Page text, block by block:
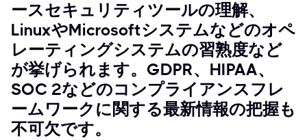
ースセキュリティツールの理解、
LinuxやMicrosoftシステムなどのオペ
レーティングシステムの習熟度など
が挙げられます。GDPR、HIPAA、
SOC 2などのコンプライアンスフレ
ームワークに関する最新情報の把握も
不可欠です。